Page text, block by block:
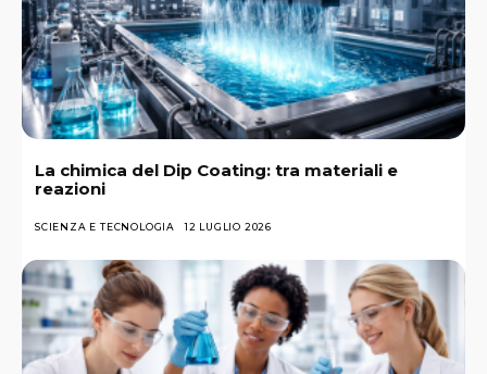
La chimica del Dip Coating: tra materiali e
reazioni
SCIENZA E TECNOLOGIA 12 LUGLIO 2026